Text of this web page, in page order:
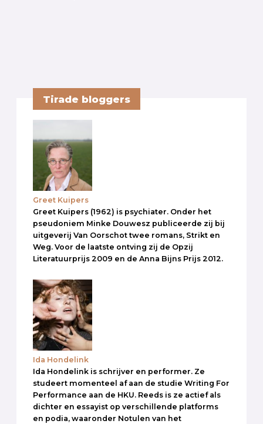
Tirade bloggers
Greet Kuipers
Greet Kuipers (1962) is psychiater. Onder het
pseudoniem Minke Douwesz publiceerde zij bij
uitgeverij Van Oorschot twee romans, Strikt en
Weg. Voor de laatste ontving zij de Opzij
Literatuurprijs 2009 en de Anna Bijns Prijs 2012.
Ida Hondelink
Ida Hondelink is schrijver en performer. Ze
studeert momenteel af aan de studie Writing For
Performance aan de HKU. Reeds is ze actief als
dichter en essayist op verschillende platforms
en podia, waaronder Notulen van het